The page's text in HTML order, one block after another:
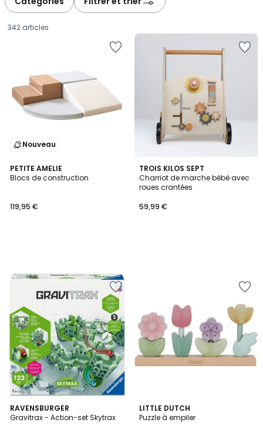
342 articles
Nouveau
PETITE AMELIE
Blocs de construction
€.
119,95 €
TROIS KILOS SEPT
Charriot de marche bébé avec
roues crantées
59,99 €
RAVENSBURGER
Gravitrax - Action-set Skytrax
LITTLE DUTCH
Puzzle à empiler